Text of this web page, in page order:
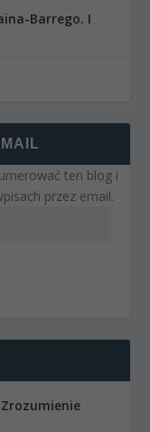
Barrego. I
ten blog i
przez email.